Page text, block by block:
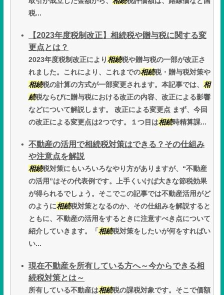
税...
【2023年度税制改正】相続税や贈与税に関する変
更点とは？
2023年度税制改正により相続税や贈与税の一部が改正さ
れました。これにより、これまでの相続税・贈与税対策や
相続税の計算の方式が一部変更されます。本記事では、 相
続税ならびに贈与税における改正の内容、改正による影響
などについて解説します。 改正による変更点 まず、今回
の改正による変更点は2つです。１つ目は相続時精算課...
不動産の活用で相続税対策はできる？その仕組み
や注意点を解説
相続税対策にもいろいろなやり方がありますが、“不動産
の活用”はその代表例です。上手くいけば大きな節税効果
が得られるでしょう。そこでこの記事では不動産活用がど
のように相続税対策となるのか、その仕組みを解説すると
ともに、不動産の活用をするときに注意すべき点について
紹介していきます。「 相続税対策をしたいが何をすればい
い...
現在不動産を所有している方へ～今からできる相
続税対策とは～
所有している不動産は相続税の課税対象です。そこで価額